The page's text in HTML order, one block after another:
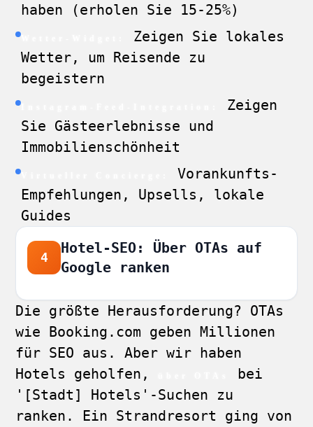
haben (erholen Sie 15-25%)
Zeigen Sie lokales
Wetter, um Reisende zu
begeistern
Zeigen
Sie Gästeerlebnisse und
Immobilienschönheit
Vorankunfts-
Empfehlungen, Upsells, lokale
Guides
4
Hotel-SEO: Über OTAs auf
Google ranken
Die größte Herausforderung? OTAs
wie Booking.com geben Millionen
für SEO aus. Aber wir haben
Hotels geholfen,
bei
'[Stadt] Hotels'-Suchen zu
ranken. Ein Strandresort ging von